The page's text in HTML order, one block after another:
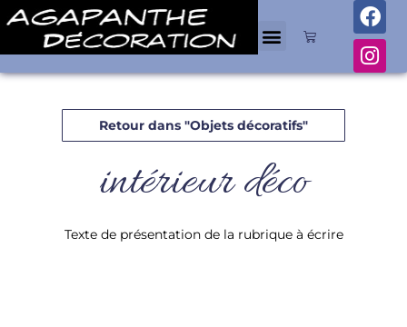
Retour dans "Objets décoratifs"
intérieur déco
Texte de présentation de la rubrique à écrire